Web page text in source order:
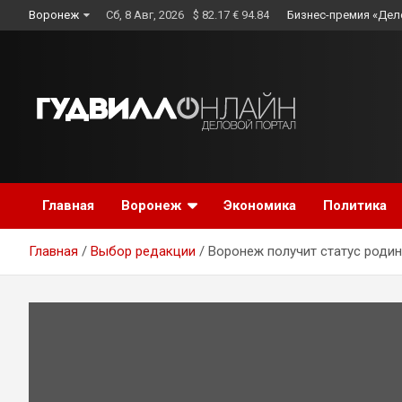
to
Воронеж Сб, 8 Авг, 2026 $ 82.17 € 94.84 Бизнес-премия
Главная Воронеж Экономика Политика
Главная Выбор редакции Воронеж получит статус